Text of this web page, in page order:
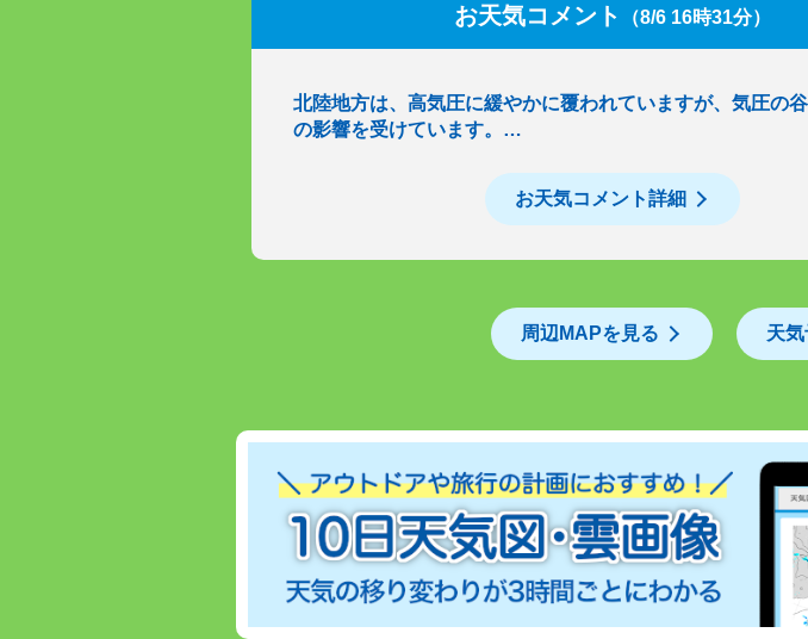
お天気コメント （8/6 16時31分）
北陸地方は、高気圧に緩やかに覆われていますが、気圧の
の影響を受けています。…
お天気コメント詳細
周辺MAPを見る 天